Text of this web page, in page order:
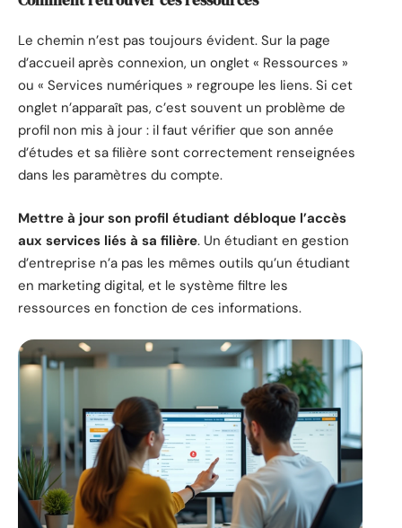
Le chemin n’est pas toujours évident. Sur la page
d’accueil après connexion, un onglet « Ressources »
ou « Services numériques » regroupe les liens. Si cet
onglet n’apparaît pas, c’est souvent un problème de
profil non mis à jour : il faut vérifier que son année
d’études et sa filière sont correctement renseignées
dans les paramètres du compte.
Mettre à jour son profil étudiant débloque l’accès
aux services liés à sa filière. Un étudiant en gestion
d’entreprise n’a pas les mêmes outils qu’un étudiant
en marketing digital, et le système filtre les
ressources en fonction de ces informations.